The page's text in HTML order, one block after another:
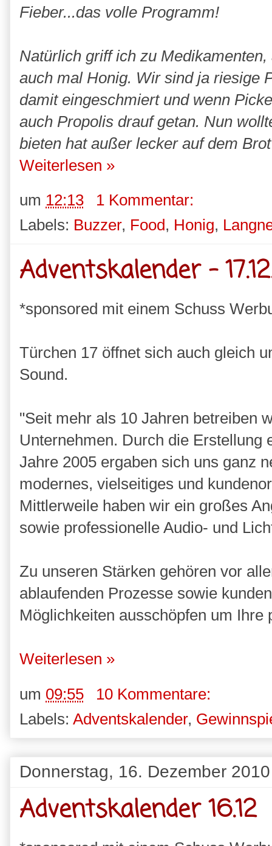
Fieber...das volle Programm!
Natürlich griff ich zu
auch mal Honig. Wir sind ja riesige
damit eingeschmiert und wenn
auch Propolis drauf getan. Nun
bieten hat außer lecker auf dem
Weiterlesen »
um 12:13
1 Kommentar:
Labels: Buzzer, Food, Honig,
Adventskalender -
*sponsored mit einem Schuss
Türchen 17 öffnet sich auch gleich
Sound.
"Seit mehr als 10 Jahren betreiben
Unternehmen. Durch die
Jahre 2005 ergaben sich uns ganz
modernes, vielseitiges und
Mittlerweile haben wir ein großes
sowie professionelle Audio- und
Zu unseren Stärken gehören vor
ablaufenden Prozesse sowie
Möglichkeiten ausschöpfen um
Weiterlesen »
um 09:55
10 Kommentare:
Labels: Adventskalender,
Donnerstag, 16. Dezember 2010
Adventskalender 16.12